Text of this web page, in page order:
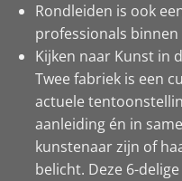
Rondleiden is ook
professionals
Kijken naar Kunst in
Twee fabriek is een
actuele
aanleiding én in
kunstenaar zijn of
belicht. Deze 6-